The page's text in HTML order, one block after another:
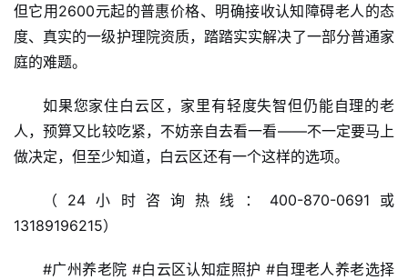
但它用2600元起的普惠价格、明确接收认知障碍老人的态
度、真实的一级护理院资质，踏踏实实解决了一部分普通家
庭的难题。
如果您家住白云区，家里有轻度失智但仍能自理的老
人，预算又比较吃紧，不妨亲自去看一看——不一定要马上
做决定，但至少知道，白云区还有一个这样的选项。
（24小时咨询热线：400-870-0691或
13189196215）
#广州养老院 #白云区认知症照护 #自理老人养老选择